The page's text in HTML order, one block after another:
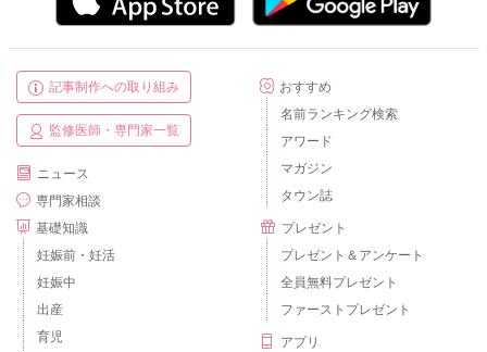
記事制作への取り組み
監修医師・専門家一覧
ニュース
専門家相談
基礎知識
妊娠前・妊活
妊娠中
出産
育児
おすすめ
名前ランキング検索
アワード
マガジン
タウン誌
プレゼント
プレゼント＆アンケート
全員無料プレゼント
ファーストプレゼント
アプリ